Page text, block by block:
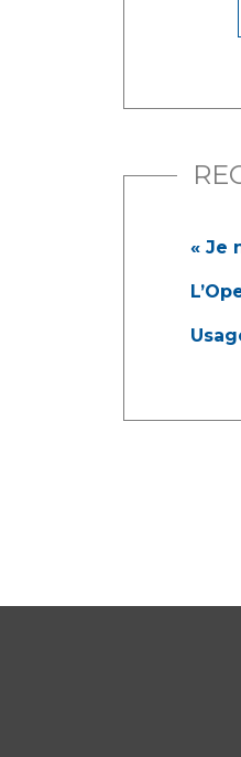
« Je